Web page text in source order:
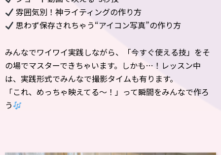
雰囲気別！神ライティングの作り方
思わず保存されちゃう“アイコン写真”の作り方
みんなでワイワイ実践しながら、「今すぐ使える技」をそ
の場でマスターできちゃいます。しかも…！レッスン中
は、実践形式でみんなで撮影タイムも有ります。
「これ、めっちゃ映えてる〜！」って瞬間をみんなで作ろ
う